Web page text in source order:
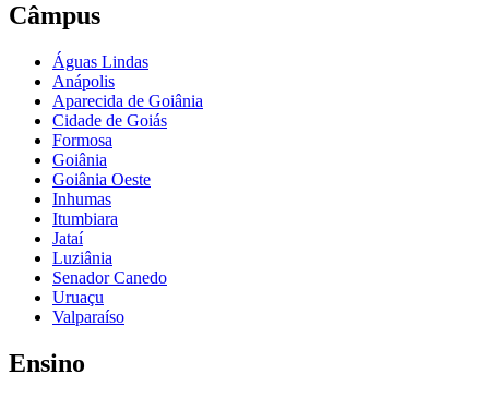
Câmpus
Águas Lindas
Anápolis
Aparecida de Goiânia
Cidade de Goiás
Formosa
Goiânia
Goiânia Oeste
Inhumas
Itumbiara
Jataí
Luziânia
Senador Canedo
Uruaçu
Valparaíso
Ensino